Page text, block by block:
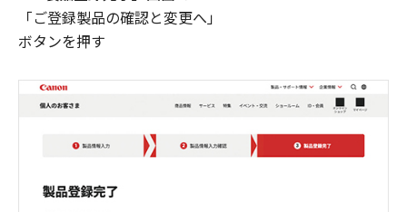
「ご登録製品の確認と変更へ」
ボタンを押す